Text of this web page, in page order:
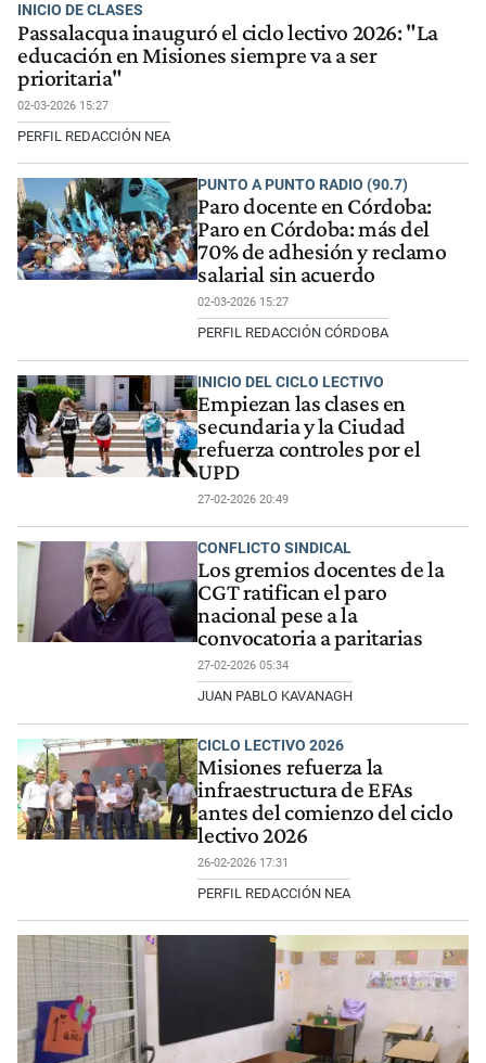
INICIO DE CLASES
Passalacqua inauguró el ciclo lectivo 2026: "La
educación en Misiones siempre va a ser
prioritaria"
02-03-2026 15:27
PERFIL REDACCIÓN NEA
PUNTO A PUNTO RADIO (90.7)
Paro docente en Córdoba:
Paro en Córdoba: más del
70% de adhesión y reclamo
salarial sin acuerdo
02-03-2026 15:27
PERFIL REDACCIÓN CÓRDOBA
INICIO DEL CICLO LECTIVO
Empiezan las clases en
secundaria y la Ciudad
refuerza controles por el
UPD
27-02-2026 20:49
CONFLICTO SINDICAL
Los gremios docentes de la
CGT ratifican el paro
nacional pese a la
convocatoria a paritarias
27-02-2026 05:34
JUAN PABLO KAVANAGH
CICLO LECTIVO 2026
Misiones refuerza la
infraestructura de EFAs
antes del comienzo del ciclo
lectivo 2026
26-02-2026 17:31
PERFIL REDACCIÓN NEA